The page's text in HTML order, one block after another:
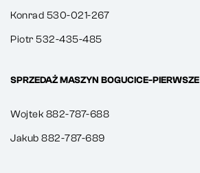
Konrad 530-021-267
Piotr 532-435-485
SPRZEDAŻ MASZYN BOGUCICE-PIERWSZE
Wojtek 882-787-688
Jakub 882-787-689